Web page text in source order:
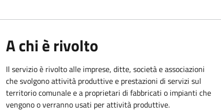
A chi è rivolto
Il servizio è rivolto alle imprese, ditte, società e associazioni
che svolgono attività produttive e prestazioni di servizi sul
territorio comunale e a proprietari di fabbricati o impianti che
vengono o verranno usati per attività produttive.